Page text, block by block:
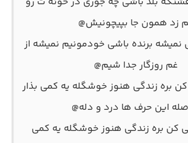
زد همون‌ جا بپیچونیش@
نمیشه برنده باشی خودمونیم نمیشه از
غم روزگار جدا شیم@
بره زندگی هنوز خوشگله یه کمی بذار
این حرف‌ ها درد و دله@
کن بره زندگی هنوز خوشگله یه کمی